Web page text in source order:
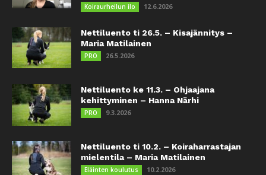
Koiraurheilun ilo 12.6.2026
Nettiluento ti 26.5. – Kisajännitys –
Maria Matilainen
PRO 26.5.2026
Nettiluento ke 11.3. – Ohjaajana
kehittyminen – Hanna Närhi
PRO 9.3.2026
Nettiluento ti 10.2. – Koiraharrastajan
mielentila – Maria Matilainen
Eläinten koulutus 10.2.2026